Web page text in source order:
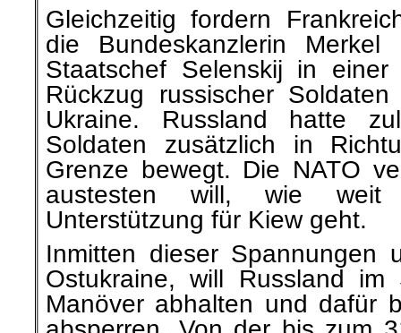
Gleichzeitig fordern
die Bundeskanzlerin
Staatschef Selenskij in einer
Rückzug russischer
Ukraine. Russland hatte
Soldaten zusätzlich in
Grenze bewegt. Die NATO
austesten will, wie weit
Unterstützung für Kiew geht.
Inmitten dieser Spannungen
Ostukraine, will Russland im
Manöver abhalten und dafür